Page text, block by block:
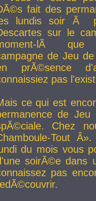
fait des
lundis soir Ã
sur le
lÃ que
de Jeu
prÃ©sence
pas
ce qui est
de
Chez
Tout
du mois vous
soirÃ©e dans
pas